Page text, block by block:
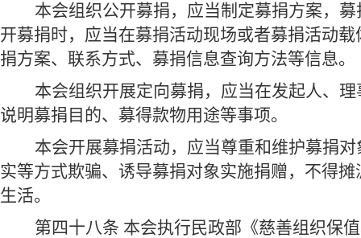
本会组织公开募捐，应当制定募捐方案，
开募捐时，应当在募捐活动现场或者募捐活动
捐方案、联系方式、募捐信息查询方法等信息。
本会组织开展定向募捐，应当在发起人、
说明募捐目的、募得款物用途等事项。
本会开展募捐活动，应当尊重和维护募捐
实等方式欺骗、诱导募捐对象实施捐赠，不得
生活。
第四十八条 本会执行民政部《慈善组织保